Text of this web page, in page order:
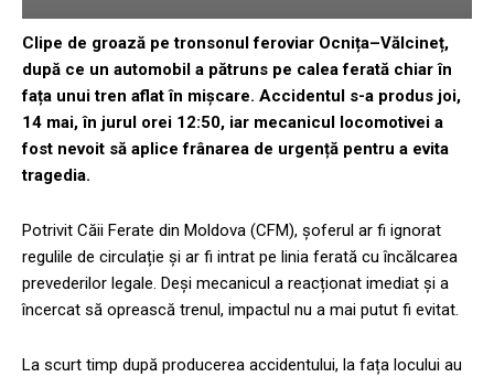
Clipe de groază pe tronsonul feroviar Ocnița–Vălcineț,
după ce un automobil a pătruns pe calea ferată chiar în
fața unui tren aflat în mișcare. Accidentul s-a produs joi,
14 mai, în jurul orei 12:50, iar mecanicul locomotivei a
fost nevoit să aplice frânarea de urgență pentru a evita
tragedia.
Potrivit Căii Ferate din Moldova (CFM), șoferul ar fi ignorat
regulile de circulație și ar fi intrat pe linia ferată cu încălcarea
prevederilor legale. Deși mecanicul a reacționat imediat și a
încercat să oprească trenul, impactul nu a mai putut fi evitat.
La scurt timp după producerea accidentului, la fața locului au